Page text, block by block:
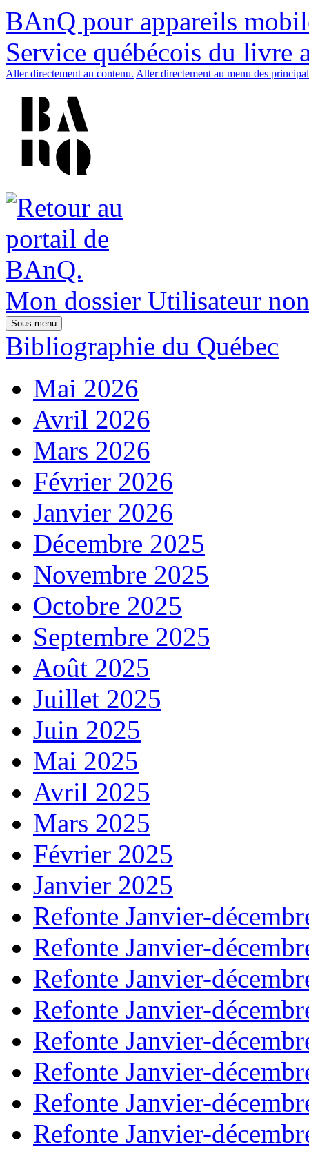
BAnQ pour appareils
Service québécois du livre
Aller directement au contenu. Aller directement au menu des
Mon dossier Utilisateur
Sous-menu
Bibliographie du Québec
Mai 2026
Avril 2026
Mars 2026
Février 2026
Janvier 2026
Décembre 2025
Novembre 2025
Octobre 2025
Septembre 2025
Août 2025
Juillet 2025
Juin 2025
Mai 2025
Avril 2025
Mars 2025
Février 2025
Janvier 2025
Refonte Janvier-
Refonte Janvier-
Refonte Janvier-
Refonte Janvier-
Refonte Janvier-
Refonte Janvier-
Refonte Janvier-
Refonte Janvier-